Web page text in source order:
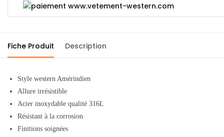
Fiche Produit Description
Style western Amérindien
Allure irrésistible
Acier inoxydable qualité 316L
Résistant à la corrosion
Finitions soignées